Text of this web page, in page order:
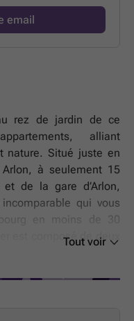
email
rez de jardin de ce
alliant
nature. Situé juste en
à seulement 15
de la gare d’Arlon,
qui vous
en moins de 30
est composé de deux
Tout voir